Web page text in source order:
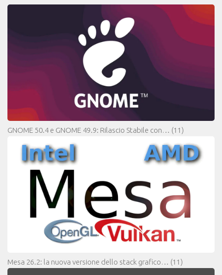
GNOME 50.4 e GNOME 49.9: Rilascio Stabile con… (11)
Mesa 26.2: la nuova versione dello stack grafico… (11)